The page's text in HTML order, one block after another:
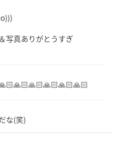
写真ありがとうすぎ
な(笑)